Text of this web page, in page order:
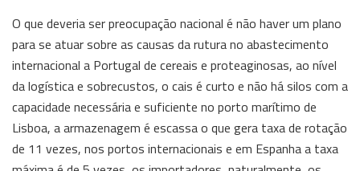
O que deveria ser preocupação nacional é não haver um plano
para se atuar sobre as causas da rutura no abastecimento
internacional a Portugal de cereais e proteaginosas, ao nível
da logística e sobrecustos, o cais é curto e não há silos com a
capacidade necessária e suficiente no porto marítimo de
Lisboa, a armazenagem é escassa o que gera taxa de rotação
de 11 vezes, nos portos internacionais e em Espanha a taxa